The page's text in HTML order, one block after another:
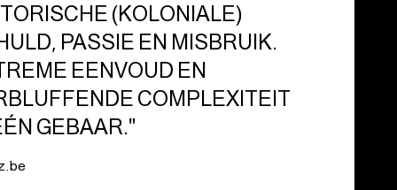
(KOLONIALE)
PASSIE EN MISBRUIK.
EENVOUD EN
COMPLEXITEIT
GEBAAR."